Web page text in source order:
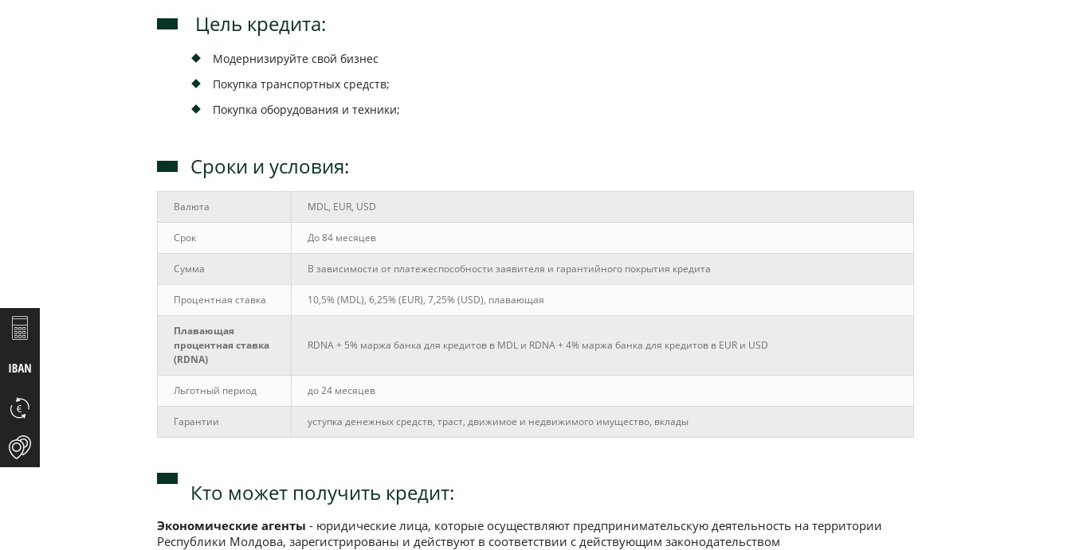
Цель кредита:
Модернизируйте свой бизнес
Покупка транспортных средств;
Покупка оборудования и техники;
Сроки и условия:
Валюта MDL, EUR, USD
Срок До 84 месяцев
Сумма В зависимости от платежеспособности заявителя и гарантийного покрытия кредита
Процентная ставка 10,5% (MDL), 6,25% (EUR), 7,25% (USD), плавающая
Плавающая
процентная ставка
(RDNA)
RDNA + 5% маржа банка для кредитов в MDL и RDNA + 4% маржа банка для кредитов в EUR и USD
Льготный период до 24 месяцев
Гарантии уступка денежных средств, траст, движимое и недвижимого имущество, вклады
Кто может получить кредит:
Экономические агенты - юридические лица, которые осуществляют предпринимательскую деятельность на территории
Республики Молдова, зарегистрированы и действуют в соответствии с действующим законодательством